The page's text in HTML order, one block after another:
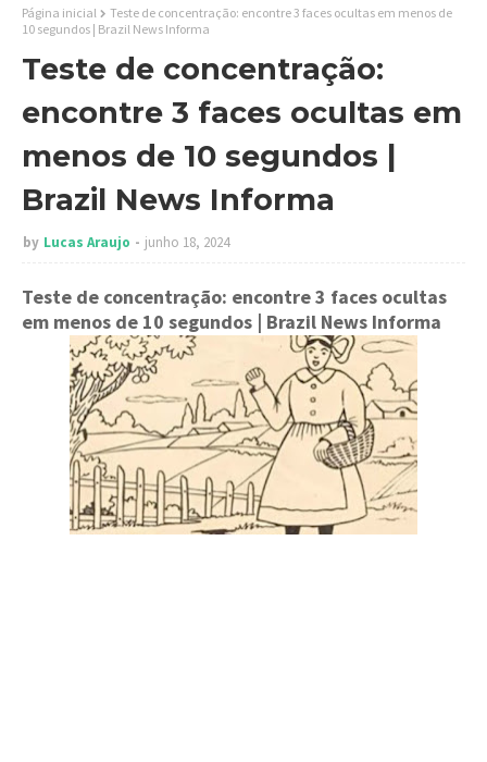
Página inicial
Teste de concentração: encontre 3 faces ocultas em menos de
10 segundos | Brazil News Informa
Teste de concentração:
encontre 3 faces ocultas em
menos de 10 segundos |
Brazil News Informa
by Lucas Araujo junho 18, 2024
Teste de concentração: encontre 3 faces ocultas
em menos de 10 segundos | Brazil News Informa